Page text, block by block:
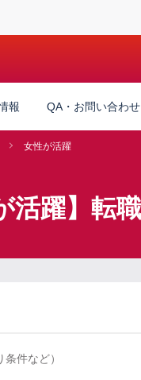
報 QA・お問い合わせ
女性が活躍
活躍】転
件など）